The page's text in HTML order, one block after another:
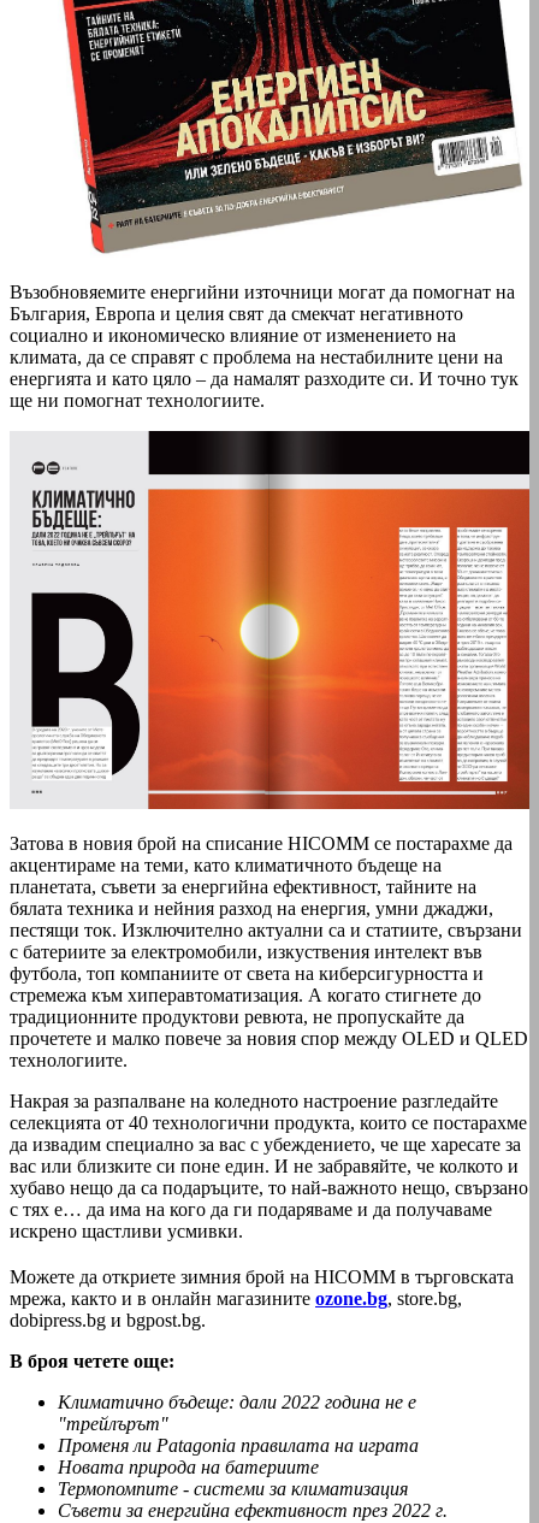
Възобновяемите енергийни източници могат да помогнат на
България, Европа и целия свят да смекчат негативното
социално и икономическо влияние от изменението на
климата, да се справят с проблема на нестабилните цени на
енергията и като цяло – да намалят разходите си. И точно тук
ще ни помогнат технологиите.
Затова в новия брой на списание HICOMM се постарахме да
акцентираме на теми, като климатичното бъдеще на
планетата, съвети за енергийна ефективност, тайните на
бялата техника и нейния разход на енергия, умни джаджи,
пестящи ток. Изключително актуални са и статиите, свързани
с батериите за електромобили, изкуствения интелект във
футбола, топ компаниите от света на киберсигурността и
стремежа към хиперавтоматизация. А когато стигнете до
традиционните продуктови ревюта, не пропускайте да
прочетете и малко повече за новия спор между OLED и QLED
технологиите.
Накрая за разпалване на коледното настроение разгледайте
селекцията от 40 технологични продукта, които се постарахме
да извадим специално за вас с убеждението, че ще харесате за
вас или близките си поне един. И не забравяйте, че колкото и
хубаво нещо да са подаръците, то най-важното нещо, свързано
с тях е… да има на кого да ги подаряваме и да получаваме
искрено щастливи усмивки.
Можете да откриете зимния брой на HICOMM в търговската
мрежа, както и в онлайн магазините ozone.bg, store.bg,
dobipress.bg и bgpost.bg.
В броя четете още:
Климатично бъдеще: дали 2022 година не е
"трейлърът"
Променя ли Patagonia правилата на играта
Новата природа на батериите
Термопомпите - системи за климатизация
Съвети за енергийна ефективност през 2022 г.